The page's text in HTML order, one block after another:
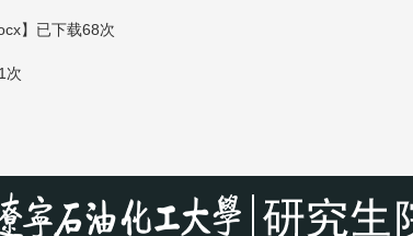
】已下载68次
次